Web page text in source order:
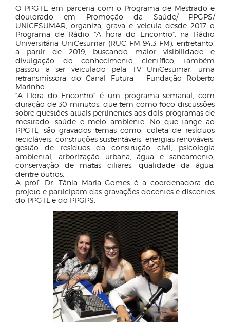
O PPGTL, em parceria com o Programa de Mestrado e
doutorado em Promoção da Saúde/ PPGPS/
UNICESUMAR, organiza, grava e veicula desde 2017 o
Programa de Rádio “A hora do Encontro”, na Rádio
Universitária UniCesumar (RUC FM 94.3 FM), entretanto,
a partir de 2019, buscando maior visibilidade e
divulgação do conhecimento científico, também
passou a ser veiculado pela TV UniCesumar, uma
retransmissora do Canal Futura – Fundação Roberto
Marinho.
“A Hora do Encontro” é um programa semanal, com
duração de 30 minutos, que tem como foco discussões
sobre questões atuais pertinentes aos dois programas de
mestrado: saúde e meio ambiente. No que tange ao
PPGTL, são gravados temas como: coleta de resíduos
recicláveis, construções sustentáveis, energias renováveis,
gestão de resíduos da construção civil, psicologia
ambiental, arborização urbana, água e saneamento,
conservação de matas ciliares, qualidade da água,
dentre outros.
A prof. Dr. Tânia Maria Gomes é a coordenadora do
projeto e participam das gravações docentes e discentes
do PPGTL e do PPGPS.